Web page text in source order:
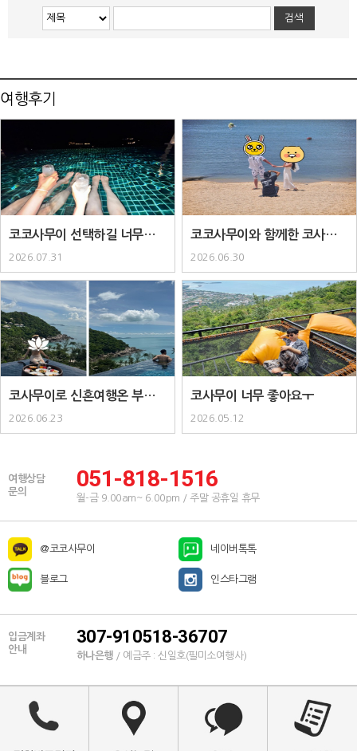
여행후기
코코사무이 선택하길 너무너무
잘한거같아요..
2026.07.31
코코사무이와 함께한 코사무이
패키지..
2026.06.30
코사무이로 신혼여행온 부부입
니다 :) ..
2026.06.23
코사무이 너무 좋아요ㅜ
2026.05.12
여행상담
문의
051-818-1516
월-금 9.00am~ 6.00pm / 주말 공휴일 휴무
@코코사무이
블로그
네이버톡톡
인스타그램
입금계좌
안내
307-910518-36707
하나은행/ 예금주 : 신일호(필미소여행사)